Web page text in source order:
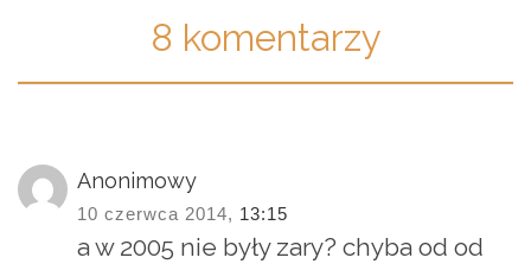
8 komentarzy
Anonimowy
10 czerwca 2014, 13:15
a w 2005 nie były zary? chyba od od